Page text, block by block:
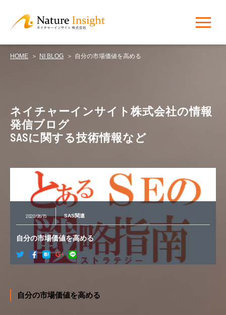
HOME NI BLOG 自分の市場価値を高める
ネイチャーインサイト株式会社の情報
発信ブログ
SASに関する技術情報など
2020/06/15 SAS関連
自分の市場価値を高める
自分の市場価値を高める